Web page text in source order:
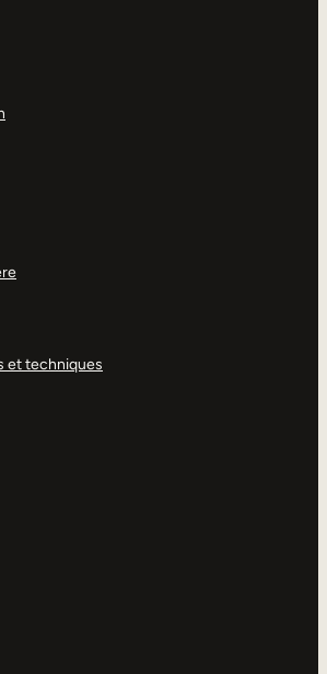
et techniques